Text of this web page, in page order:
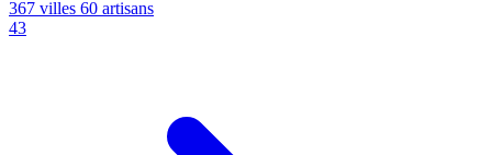
367 villes 60 artisans
43